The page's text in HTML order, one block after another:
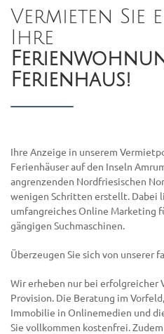
Vermieten
Ihre
Ferienhaus!
Ihre Anzeige in unserem
Ferienhäuser auf den Inseln
angrenzenden Nordfriesischen
wenigen Schritten erstellt. Dabei
umfangreiches Online Marketing
gängigen Suchmaschinen.
Überzeugen Sie sich von unserer
Wir erheben nur bei
Provision. Die Beratung im
Immobilie in Onlinemedien und
Sie vollkommen kostenfrei.